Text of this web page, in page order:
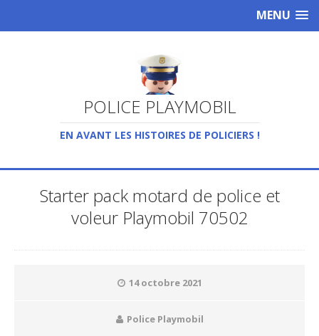
MENU
POLICE PLAYMOBIL
EN AVANT LES HISTOIRES DE POLICIERS !
Starter pack motard de police et
voleur Playmobil 70502
14 octobre 2021
Police Playmobil